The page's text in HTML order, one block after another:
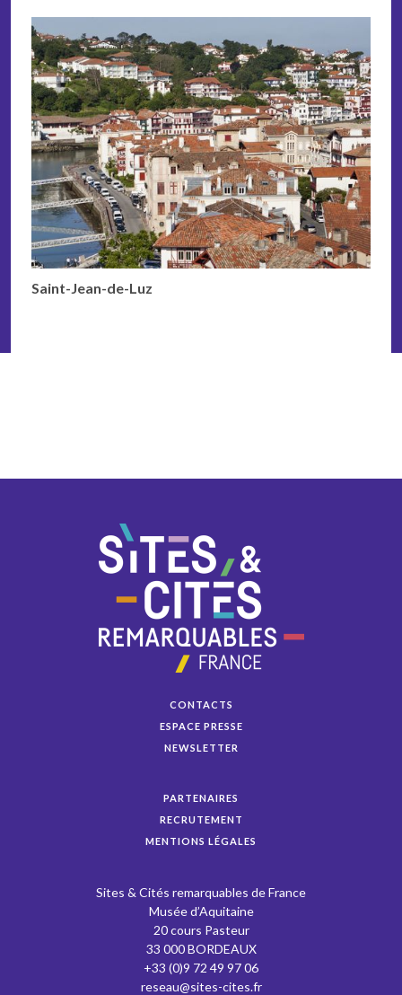
Saint-Jean-de-Luz
CONTACTS
ESPACE PRESSE
NEWSLETTER
PARTENAIRES
RECRUTEMENT
MENTIONS LÉGALES
Sites & Cités remarquables de France
Musée d’Aquitaine
20 cours Pasteur
33 000 BORDEAUX
+33 (0)9 72 49 97 06
reseau@sites-cites.fr